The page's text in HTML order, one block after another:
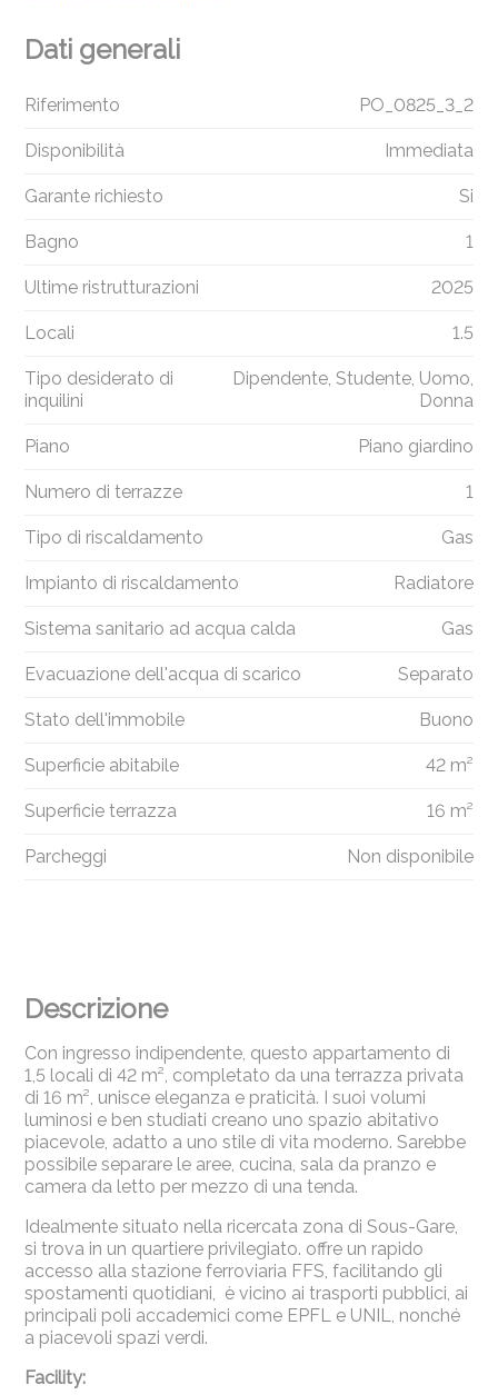
Descrizione
Con ingresso indipendente, questo appartamento di
1,5 locali di 42 m², completato da una terrazza privata
di 16 m², unisce eleganza e praticità. I suoi volumi
luminosi e ben studiati creano uno spazio abitativo
piacevole, adatto a uno stile di vita moderno. Sarebbe
possibile separare le aree, cucina, sala da pranzo e
camera da letto per mezzo di una tenda.
Idealmente situato nella ricercata zona di Sous-Gare,
si trova in un quartiere privilegiato. offre un rapido
accesso alla stazione ferroviaria FFS, facilitando gli
spostamenti quotidiani, è vicino ai trasporti pubblici, ai
principali poli accademici come EPFL e UNIL, nonché
a piacevoli spazi verdi.
Facility:
Dati generali
Riferimento PO_0825_3_2
Disponibilità Immediata
Garante richiesto Si
Bagno 1
Ultime ristrutturazioni 2025
Locali 1.5
Tipo desiderato di
inquilini
Dipendente, Studente, Uomo,
Donna
Piano Piano giardino
Numero di terrazze 1
Tipo di riscaldamento Gas
Impianto di riscaldamento Radiatore
Sistema sanitario ad acqua calda Gas
Evacuazione dell'acqua di scarico Separato
Stato dell'immobile Buono
Superficie abitabile 42 m²
Superficie terrazza 16 m²
Parcheggi Non disponibile